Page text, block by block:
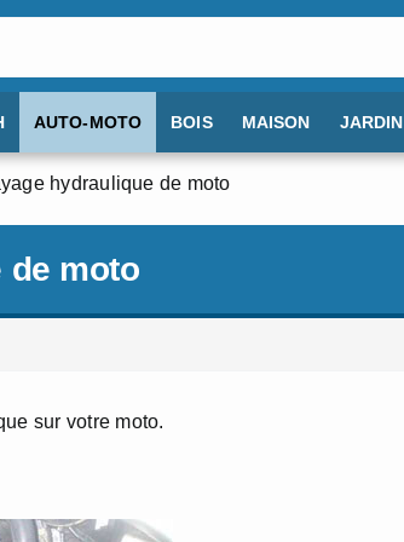
AUTO-MOTO BOIS MAISON JARDIN
hydraulique de moto
de moto
sur votre moto.